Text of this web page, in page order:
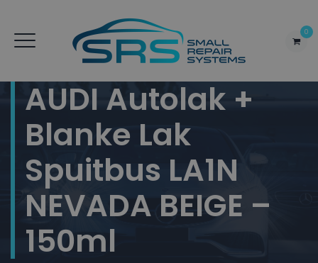
0
AUDI Autolak +
Blanke Lak
Spuitbus LA1N
NEVADA BEIGE –
150ml